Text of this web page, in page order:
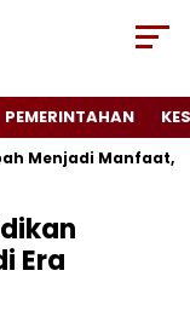
PEMERINTAHAN
Manfaat, KKM
Era